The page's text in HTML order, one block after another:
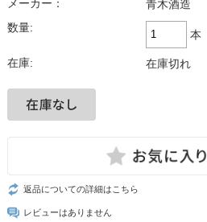
メーカー：
青木酒造
数量:
本
在庫: 在庫切れ
返品についての詳細はこちら
レビューはありません